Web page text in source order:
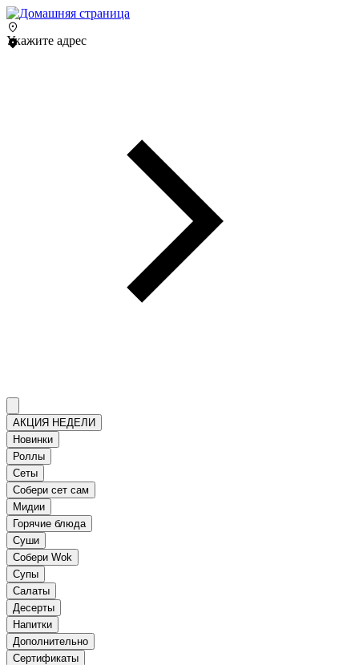
Укажите адрес
АКЦИЯ НЕДЕЛИ
Новинки
Роллы
Сеты
Собери сет сам
Мидии
Горячие блюда
Суши
Собери Wok
Супы
Салаты
Десерты
Напитки
Дополнительно
Сертификаты